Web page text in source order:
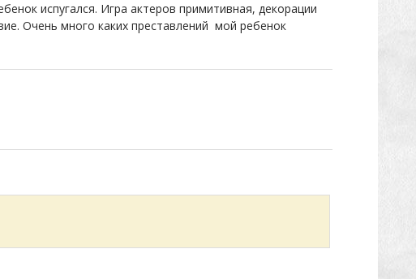
испугался. Игра актеров примитивная, декорации
Очень много каких преставлений мой ребенок